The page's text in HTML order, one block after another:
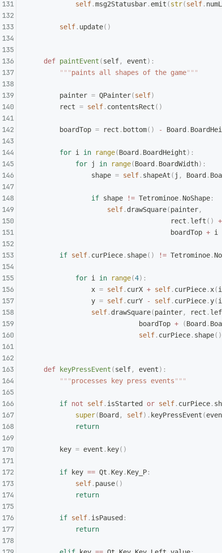
            self
.msg2Statusbar. emit (str(self.
        self
. update()
    def
paintEvent (self, event):
        """
paints all shapes of the game"""
        painter
= QPainter(self)
        rect
= self. contentsRect ()
        boardTop
= rect . bottom() - Board .
        for
i in range(Board . BoardHeight):
            for
j in range(Board . BoardWidth):
                shape
= self. shapeAt ( j , Board .
                if
shape != Tetrominoe. NoShape:
                    self
. drawSquare(painter,
                                    rect
. left ()
+
                                    boardTop
+ i
        if
self. curPiece. shape() != Tetrominoe.
            for
i in range(4):
                x
= self. curX + self. curPiece. x(i
                y
= self. curY - self. curPiece. y(i
                self
. drawSquare(painter, rect .
                            boardTop
+ (Board .
                            self
. curPiece. shape
    def
keyPressEvent (self, event):
        """
processes key press events"""
        if
not self. isStarted or self. curPiece.
            super
(Board , self). keyPressEvent (
            return
        key
= event . key()
        if
key == Qt . Key. Key_P:
            self
. pause()
            return
        if
self. isPaused :
            return